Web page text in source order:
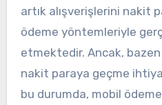
artık alışverişlerini nakit
ödeme yöntemleriyle
etmektedir. Ancak,
nakit paraya geçme
bu durumda, mobil